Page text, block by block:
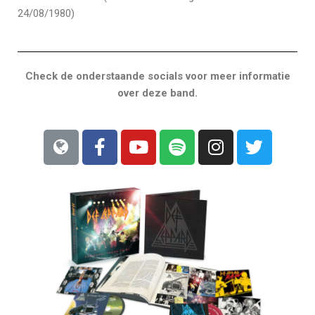
24/08/1980)
Check de onderstaande socials voor meer informatie
over deze band.